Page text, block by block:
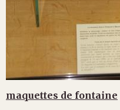
maquettes de fontaine